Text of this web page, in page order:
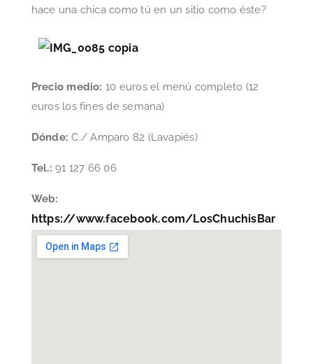
hace una chica como tú en un sitio como éste?
Precio medio: 10 euros el menú completo (12
euros los fines de semana)
Dónde: C./ Amparo 82 (Lavapiés)
Tel.: 91 127 66 06
Web:
https://www.facebook.com/LosChuchisBar